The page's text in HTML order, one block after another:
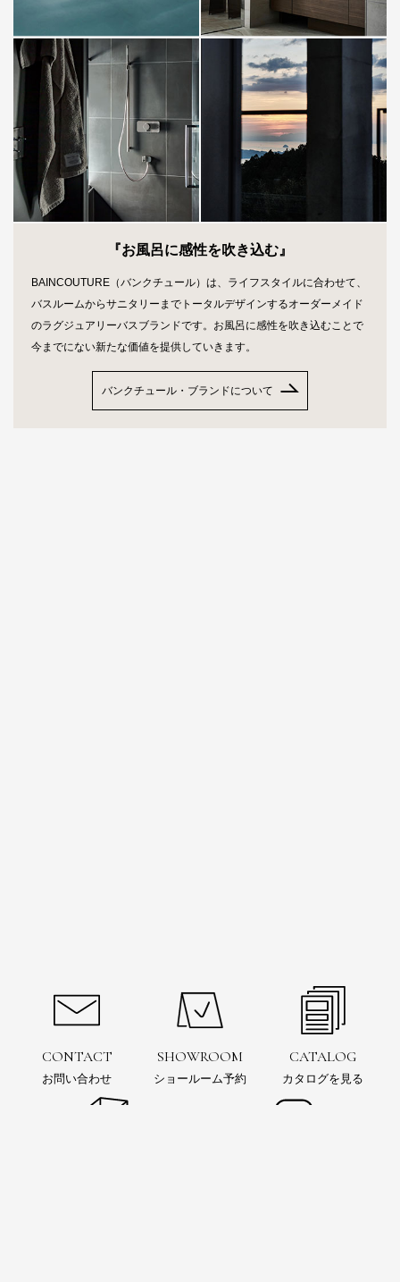
『お風呂に感性を吹き込む』
BAINCOUTURE（バンクチュール）は、ライフスタイルに合わせて、
バスルームからサニタリーまでトータルデザインするオーダーメイド
のラグジュアリーバスブランドです。お風呂に感性を吹き込むことで
今までにない新たな価値を提供していきます。
バンクチュール・ブランドについて
CONTACT
お問い合わせ
SHOWROOM
ショールーム予約
CATALOG
カタログを見る
お問い合わせ 電子カタログ